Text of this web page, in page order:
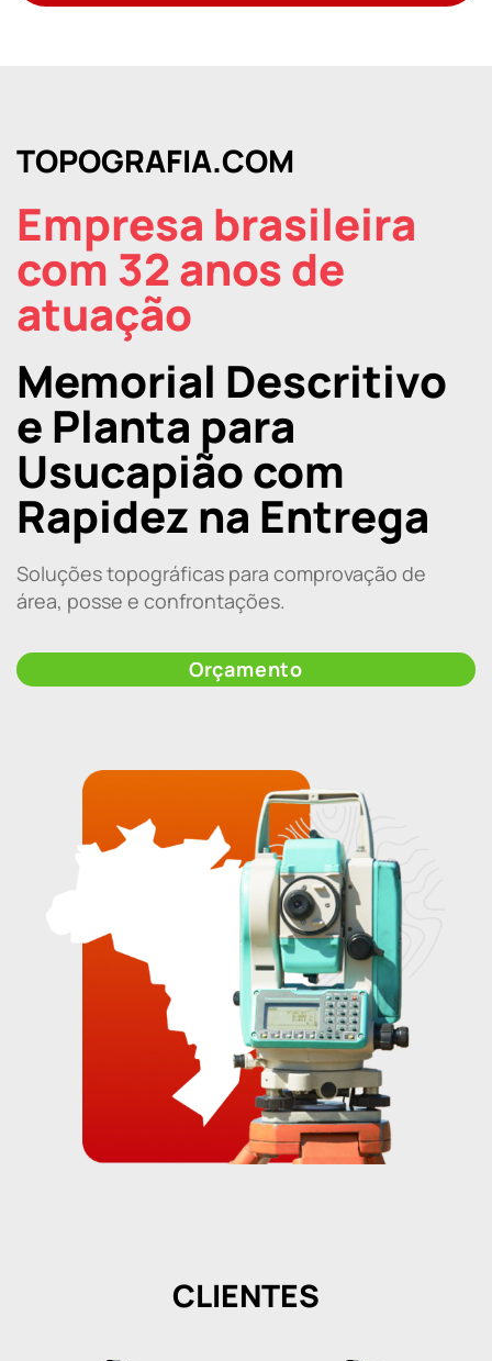
TOPOGRAFIA.COM
Empresa brasileira
com 32 anos de
atuação
Memorial Descritivo
e Planta para
Usucapião com
Rapidez na Entrega
Soluções topográficas para comprovação de
área, posse e confrontações.
Orçamento
CLIENTES